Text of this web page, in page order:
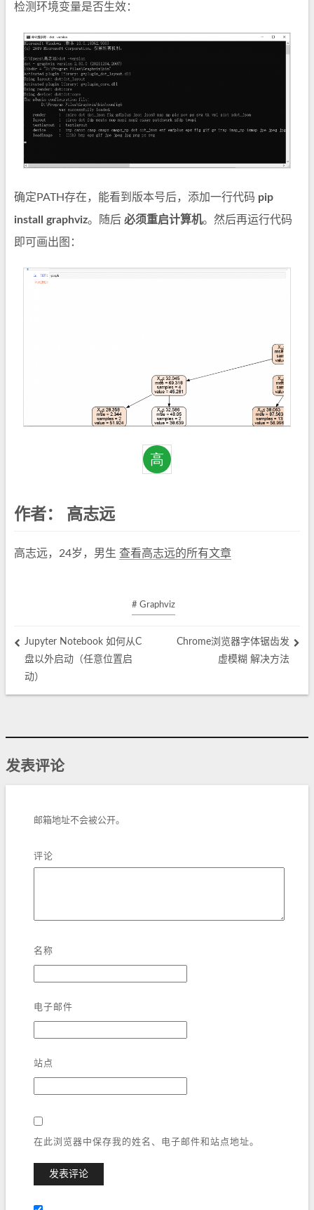
检测环境变量是否生效：
确定PATH存在，能看到版本号后，添加一行代码 pip
install graphviz。随后 必须重启计算机。然后再运行代码
即可画出图：
作者： 高志远
高志远，24岁，男生 查看高志远的所有文章
# Graphviz
Jupyter Notebook 如何从C
盘以外启动（任意位置启
动）
Chrome浏览器字体锯齿发
虚模糊 解决方法
发表评论
邮箱地址不会被公开。
评论
名称
电子邮件
站点
在此浏览器中保存我的姓名、电子邮件和站点地址。